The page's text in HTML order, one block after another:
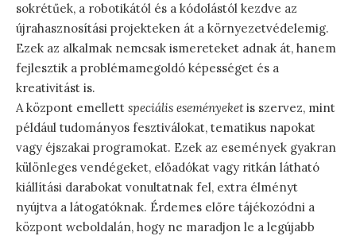
sokrétűek, a robotikától és a kódolástól kezdve az
újrahasznosítási projekteken át a környezetvédelemig.
Ezek az alkalmak nemcsak ismereteket adnak át, hanem
fejlesztik a problémamegoldó képességet és a
kreativitást is.
A központ emellett speciális eseményeketis szervez, mint
például tudományos fesztiválokat, tematikus napokat
vagy éjszakai programokat. Ezek az események gyakran
különleges vendégeket, előadókat vagy ritkán látható
kiállítási darabokat vonultatnak fel, extra élményt
nyújtva a látogatóknak. Érdemes előre tájékozódni a
központ weboldalán, hogy ne maradjon le a legújabb